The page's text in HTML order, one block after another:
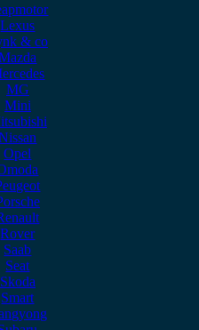
Lexus
& co
MG
Mini
Opel
Rover
Saab
Seat
Skoda
Smart